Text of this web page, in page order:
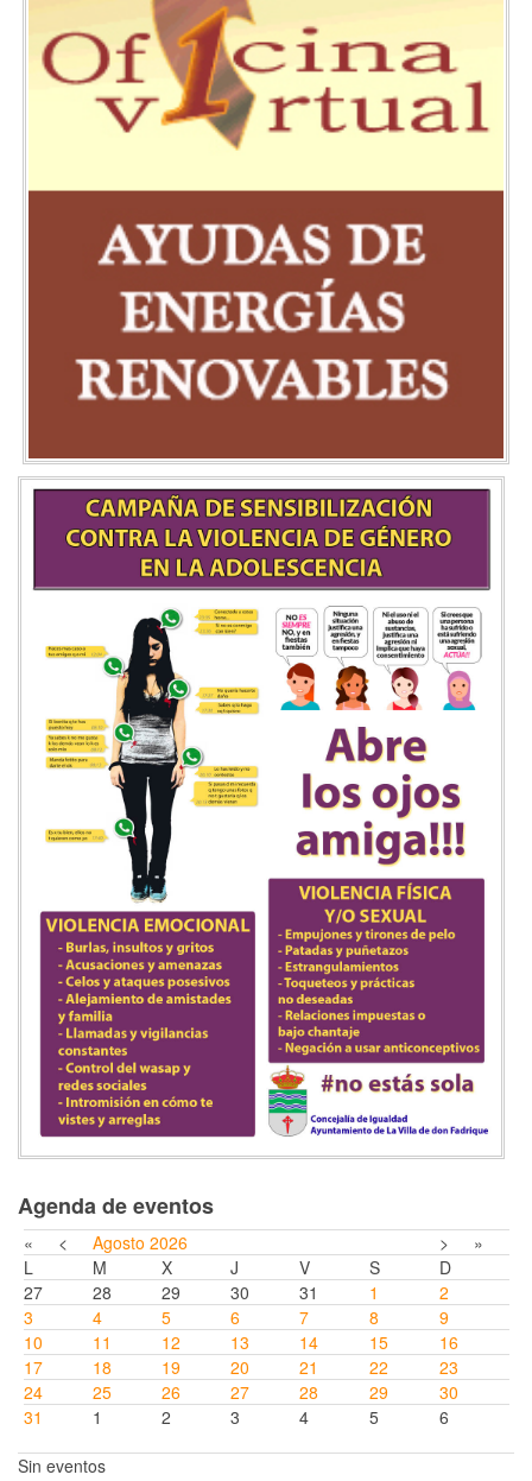
Agenda de eventos
« < Agosto 2026 >
»
L
M X J V S
D
27
28 29 30 31 1
2
3
4 5 6 7 8
9
10
11 12 13 14 15
16
17
18 19 20 21 22
23
24
25 26 27 28 29
30
31
1 2 3 4 5 6
Sin eventos